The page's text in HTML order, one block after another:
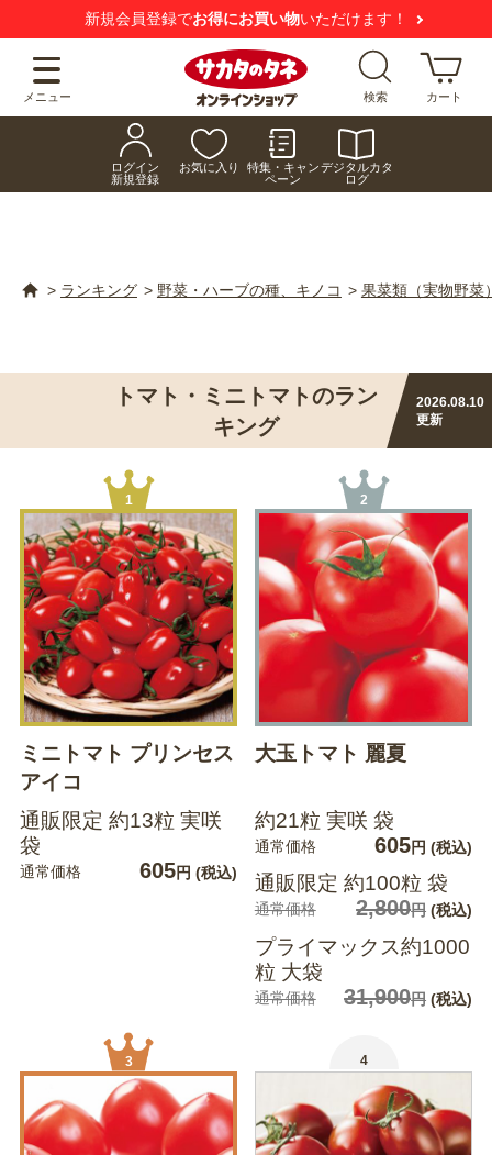
新規会員登録でお得にお買い物いただけます！
メニュー 検索 カート
ログイン
新規登録
お気に入り
特集・キャン
ペーン
デジタルカタ
ログ
> ランキング > 野菜・ハーブの種、キノコ > 果菜類（実物野菜
トマト・ミニトマトのラン
キング
2026.08.10
更新
1
ミニトマト プリンセス
アイコ
通販限定 約13粒 実咲
袋
通常価格 605円 (税込)
2
大玉トマト 麗夏
約21粒 実咲 袋
通常価格 605円 (税込)
通販限定 約100粒 袋
通常価格 2,800円 (税込)
プライマックス約1000
粒 大袋
通常価格 31,900円 (税込)
3 4